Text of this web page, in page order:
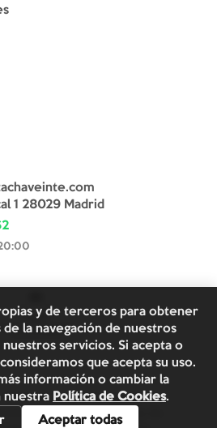
1 28029 Madrid
los derechos reservados.
y
Política de
y de terceros para obtener
la navegación de nuestros
servicios. Si acepta o
que acepta su uso.
información o cambiar la
nuestra Política de Cookies.
Aceptar todas